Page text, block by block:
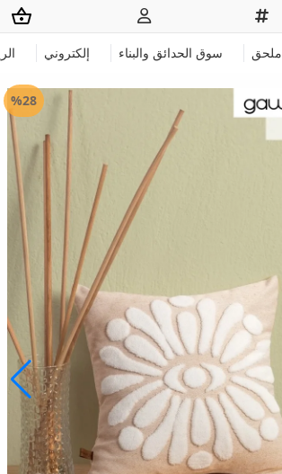
ملحق سوق الحدائق والبناء إلكتروني
%28